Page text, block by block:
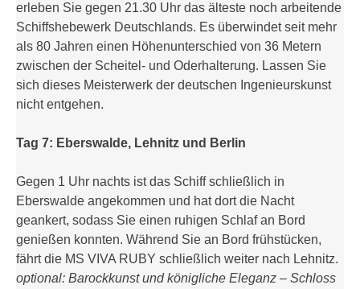
erleben Sie gegen 21.30 Uhr das älteste noch arbeitende
Schiffshebewerk Deutschlands. Es überwindet seit mehr
als 80 Jahren einen Höhenunterschied von 36 Metern
zwischen der Scheitel- und Oderhalterung. Lassen Sie
sich dieses Meisterwerk der deutschen Ingenieurskunst
nicht entgehen.
Tag 7: Eberswalde, Lehnitz und Berlin
Gegen 1 Uhr nachts ist das Schiff schließlich in
Eberswalde angekommen und hat dort die Nacht
geankert, sodass Sie einen ruhigen Schlaf an Bord
genießen konnten. Während Sie an Bord frühstücken,
fährt die MS VIVA RUBY schließlich weiter nach Lehnitz.
optional: Barockkunst und königliche Eleganz – Schloss